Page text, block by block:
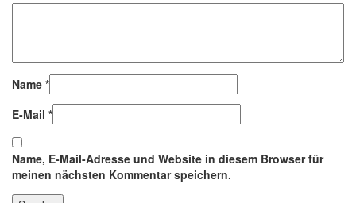
Name *
E-Mail *
Name, E-Mail-Adresse und Website in diesem Browser für
meinen nächsten Kommentar speichern.